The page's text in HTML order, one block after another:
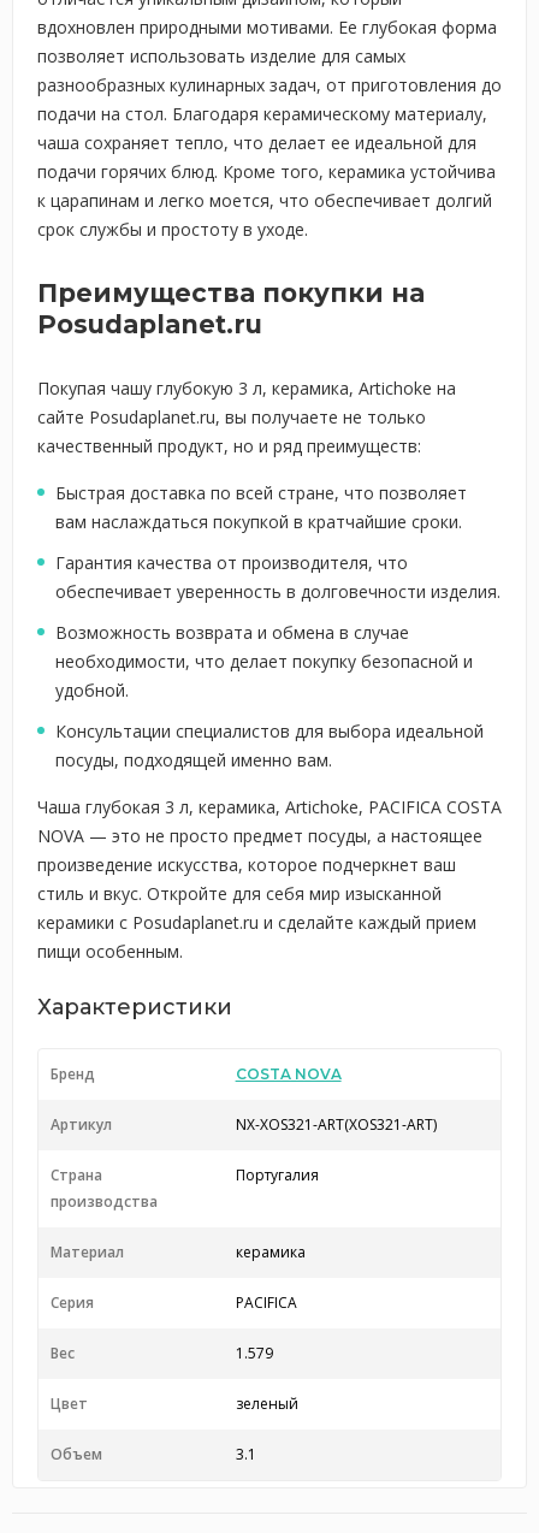
вдохновлен природными мотивами. Ее глубокая форма
позволяет использовать изделие для самых
разнообразных кулинарных задач, от приготовления до
подачи на стол. Благодаря керамическому материалу,
чаша сохраняет тепло, что делает ее идеальной для
подачи горячих блюд. Кроме того, керамика устойчива
к царапинам и легко моется, что обеспечивает долгий
срок службы и простоту в уходе.
Преимущества покупки на
Posudaplanet.ru
Покупая чашу глубокую 3 л, керамика, Artichoke на
сайте Posudaplanet.ru, вы получаете не только
качественный продукт, но и ряд преимуществ:
Быстрая доставка по всей стране, что позволяет
вам наслаждаться покупкой в кратчайшие сроки.
Гарантия качества от производителя, что
обеспечивает уверенность в долговечности изделия.
Возможность возврата и обмена в случае
необходимости, что делает покупку безопасной и
удобной.
Консультации специалистов для выбора идеальной
посуды, подходящей именно вам.
Чаша глубокая 3 л, керамика, Artichoke, PACIFICA COSTA
NOVA — это не просто предмет посуды, а настоящее
произведение искусства, которое подчеркнет ваш
стиль и вкус. Откройте для себя мир изысканной
керамики с Posudaplanet.ru и сделайте каждый прием
пищи особенным.
Характеристики
Бренд COSTA NOVA
Артикул NX-XOS321-ART(XOS321-ART)
Страна
производства
Португалия
Материал керамика
Серия PACIFICA
Вес 1.579
Цвет зеленый
Объем 3.1